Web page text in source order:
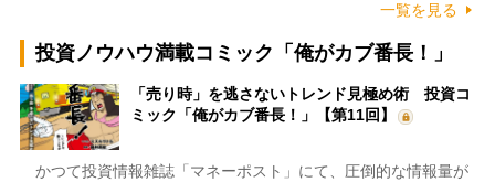
一覧を見る
投資ノウハウ満載コミック「俺がカブ番長！」
「売り時」を逃さないトレンド見極め術 投資コ
ミック「俺がカブ番長！」【第11回】
かつて投資情報雑誌「マネーポスト」にて、圧倒的な情報量が